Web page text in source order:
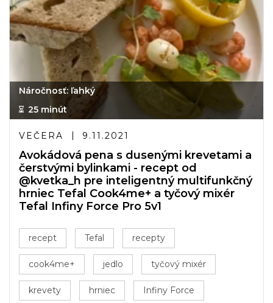
Náročnosť: ľahký
25 minút
VEČERA 9.11.2021
Avokádová pena s dusenými krevetami a
čerstvými bylinkami - recept od
@kvetka_h pre inteligentný multifunkčný
hrniec Tefal Cook4me+ a tyčový mixér
Tefal Infiny Force Pro 5v1
recept Tefal recepty
cook4me+ jedlo tyčový mixér
krevety hrniec Infiny Force